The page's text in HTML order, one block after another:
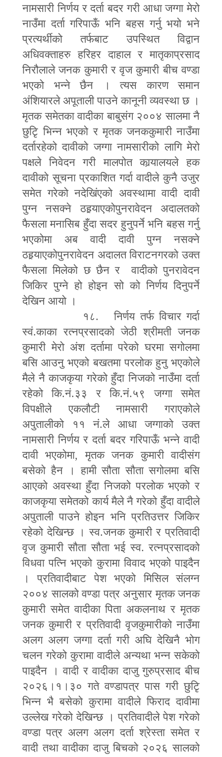
नामसारी निर्णय र दर्ता बदर गरी आधा जग्गा मेरो
नाउँमा दर्ता गरिपाऊँ भनि बहस गर्नु भयो भने
प्रत्यर्थीको तर्फबाट उपस्थित विद्वान
अधिवक्ताहरु हरिहर दाहाल र मातृकाप्रसाद
निरौलाले जनक कुमारी र वृज कुमारी बीच वण्डा
भएको भन्ने छैन । त्यस कारण समान
अंशियारले अपूताली पाउने कानूनी व्यवस्था छ ।
मृतक समेतका वादीका बाबुसंग २००४ सालमा नै
छुटिृ भिन्न भएको र मृतक जनककुमारी नाउँमा
दर्तारहेको दावीको जग्गा नामसारीको लागि मेरो
पक्षले निवेदन गरी मालपोत कार्‍यालयले हक
दावीको सूचना प्रकाशित गर्दा वादीले कुनै उजुर
समेत गरेको नदेखिंएको अवस्थामा वादी दावी
पुग्न नसक्ने ठहर्‍याएकोपुनरावेदन अदालतको
फैसला मनासिब हुँदा सदर हुनुपर्ने भनि बहस गर्नु
भएकोमा अब वादी दावी पुग्न नसक्ने
ठहर्‍याएकोपुनरावेदन अदालत विराटनगरको उक्त
फैसला मिलेको छ छैन र वादीको पुनरावेदन
जिकिर पुग्ने हो होइन सो को निर्णय दिनुपर्ने
देखिन आयो ।
१८. निर्णय तर्फ विचार गर्दा
स्वं.काका रत्नप्रसादको जेठी श्रीमती जनक
कुमारी मेरो अंश दर्तामा परेको घरमा सगोलमा
बसि आउनु भएको बखतमा परलोक हुनु भएकोले
मैले नै काजकृया गरेको हुँदा निजको नाउँमा दर्ता
रहेको कि.नं.३३ र कि.नं.५९ जग्गा समेत
विपक्षीले एकलौटी नामसारी गराएकोले
अपुतालीको ११ नं.ले आधा जग्गाको उक्त
नामसारी निर्णय र दर्ता बदर गरिपाऊँ भन्ने वादी
दावी भएकोमा,मृतक जनक कुमारी वादीसंग
बसेको हैन । हामी सौता सौता सगोलमा बसि
आएको अवस्था हुँदा निजको परलोक भएको र
काजकृया समेतको कार्य मैले नै गरेको हुँदा वादीले
अपुताली पाउने होइन भनि प्रतिउत्तर जिकिर
रहेको देखिन्छ । स्व.जनक कुमारी र प्रतिवादी
वृज कुमारी सौता सौता भई स्व. रत्नप्रसादको
विधवा पत्नि भएको कुरामा विवाद भएको पाइदैन
। प्रतिवादीबाट पेश भएको मिसिल संलग्न
२००४ सालको वण्डा पत्र अनुसार मृतक जनक
कुमारी समेत वादीका पिता अकलनाथ र मृतक
जनक कुमारी र प्रतिवादी वृजकुमारीको नाउँमा
अलग अलग जग्गा दर्ता गरी अघि देखिनै भोग
चलन गरेको कुरामा वादीले अन्यथा भन्न सकेको
पाइदैन । वादी र वादीका दाजु गुरुप्रसाद बीच
२०२६।१।३० गते वण्डापत्र पास गरी छुटिृ
भिन्न भै बसेको कुरामा वादीले फिराद दावीमा
उल्लेख गरेको देखिन्छ । प्रतिवादीले पेश गरेको
वण्डा पत्र अलग अलग दर्ता श्रेस्ता समेत र
वादी तथा वादीका दाजु बिचको २०२६ सालको